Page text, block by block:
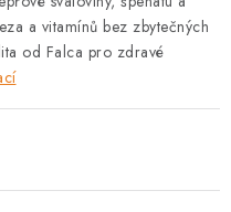
a vitamínů bez zbytečných
od Falca pro zdravé